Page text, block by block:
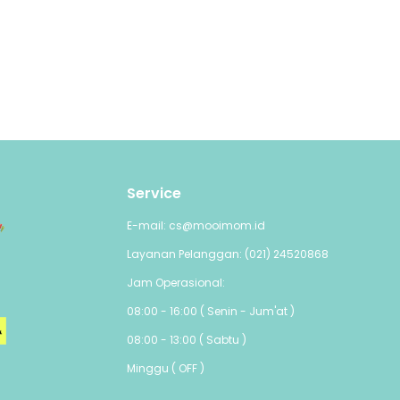
dan
dan
Service
E-mail: cs@mooimom.id
Layanan Pelanggan: (021) 24520868
Jam Operasional:
08:00 - 16:00 ( Senin - Jum'at )
08:00 - 13:00 ( Sabtu )
Minggu ( OFF )